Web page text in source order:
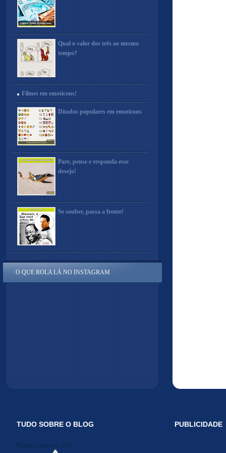
Qual o valor dos três ao mesmo
tempo?
Filmes em emoticons!
Ditados populares em emoticons
Pare, pense e responda esse
desejo!
Se souber, passa a frente!
O QUE ROLA LÁ NO INSTAGRAM
TUDO SOBRE O BLOG
Midiakit Danosse 2014
PUBLICIDADE